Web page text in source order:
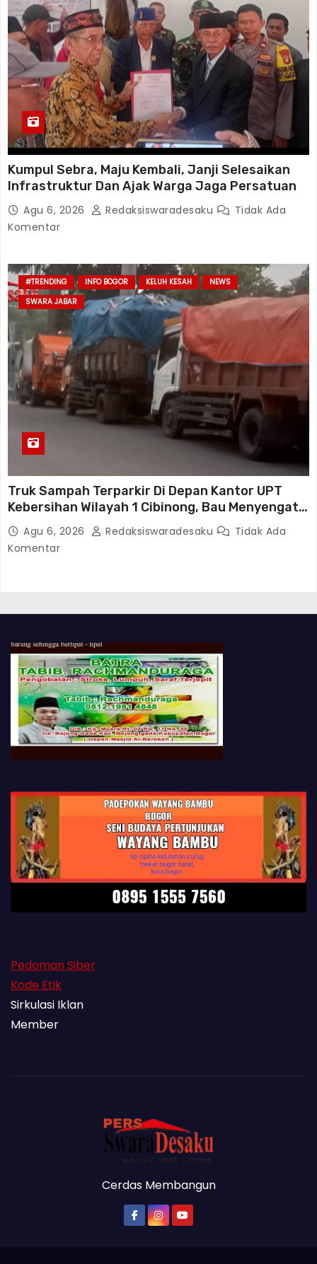
Kumpul Sebra, Maju Kembali, Janji Selesaikan
Infrastruktur Dan Ajak Warga Jaga Persatuan
Agu 6, 2026 Redaksiswaradesaku
Tidak Ada
Komentar
#TRENDING INFO BOGOR KELUH KESAH
NEWS
SWARA JABAR
Truk Sampah Terparkir Di Depan Kantor UPT
Kebersihan Wilayah 1 Cibinong, Bau Menyengat
Diduga Resahkan Warga
Agu 6, 2026 Redaksiswaradesaku
Tidak Ada
Komentar
Pedoman Siber
Kode Etik
Sirkulasi Iklan
Member
Cerdas Membangun